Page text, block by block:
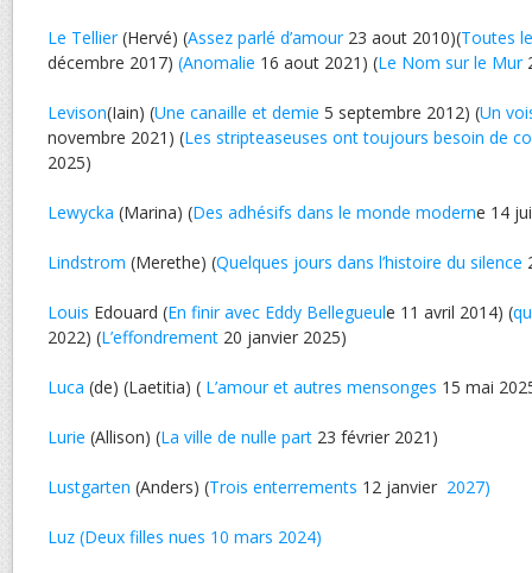
Le Tellier(Hervé) (Assez parlé d’amour23 aout 2010)(Toutes
décembre 2017) (Anomalie 16 aout 2021) (Le Nom sur le Mur
Levison(Iain) (Une canaille et demie 5 septembre 2012) (Un
novembre 2021) (Les stripteaseuses ont toujours besoin de
2025)
Lewycka (Marina) (Des adhésifs dans le monde moderne 14
Lindstrom (Merethe) (Quelques jours dans l’histoire du silence
Louis Edouard (En finir avec Eddy Bellegueule 11 avril 2014) (
2022) (L’effondrement 20 janvier 2025)
Luca (de) (Laetitia) ( L’amour et autres mensonges 15 mai
Lurie (Allison) (La ville de nulle part 23 février 2021)
Lustgarten (Anders) (Trois enterrements 12 janvier 2027)
Luz (Deux filles nues 10 mars 2024)